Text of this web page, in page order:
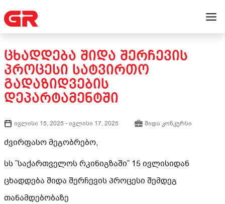
ᲪᲮᲐᲓᲓᲔᲑᲐ ᲨᲘᲓᲐ ᲨᲔᲠᲩᲔᲕᲘᲡ
ᲞᲠᲝᲪᲔᲡᲘ ᲡᲐᲢᲕᲘᲠᲗᲝ
ᲒᲐᲓᲐᲖᲘᲓᲕᲔᲑᲘᲡ
ᲓᲔᲞᲐᲠᲢᲐᲛᲔᲜᲢᲨᲘ
ივლისი 15, 2025 -ივლისი 17, 2025 შიდა კონკურსი
ძვირფასო მეგობრებო,
სს ”საქართველოს რკინიგზაში” 15 ივლისიდან
ცხადდება შიდა შერჩევის პროცესი შემდეგ
თანამდებობაზე